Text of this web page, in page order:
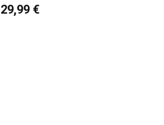
29,99 €